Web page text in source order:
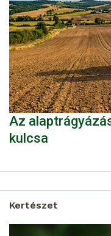
Az
kulcsa
Kertészet